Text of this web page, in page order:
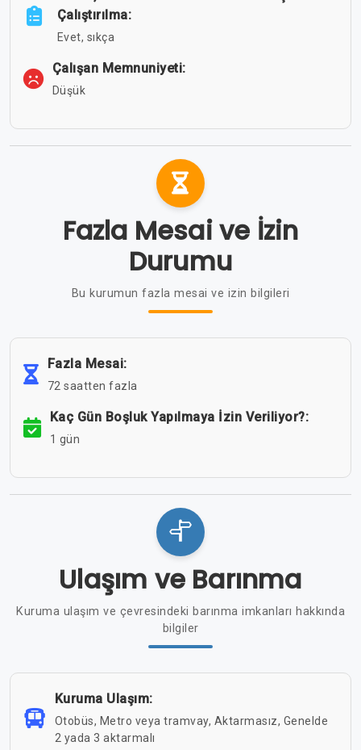
Çalıştırılma:
Evet, sıkça
Çalışan Memnuniyeti:
Düşük
Fazla Mesai ve İzin
Durumu
Bu kurumun fazla mesai ve izin bilgileri
Fazla Mesai:
72 saatten fazla
Kaç Gün Boşluk Yapılmaya İzin Veriliyor?:
1 gün
Ulaşım ve Barınma
Kuruma ulaşım ve çevresindeki barınma imkanları hakkında
bilgiler
Kuruma Ulaşım:
Otobüs, Metro veya tramvay, Aktarmasız, Genelde
2 yada 3 aktarmalı